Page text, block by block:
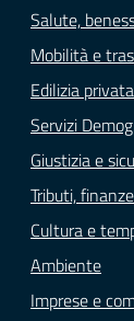
Salute,
Mobilità e
Edilizia
Servizi
Giustizia e
Tributi,
Cultura e
Ambiente
Imprese e